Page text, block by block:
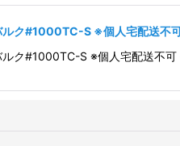
ルク#1000TC-S ※個人宅配送不
ク#1000TC-S ※個人宅配送不